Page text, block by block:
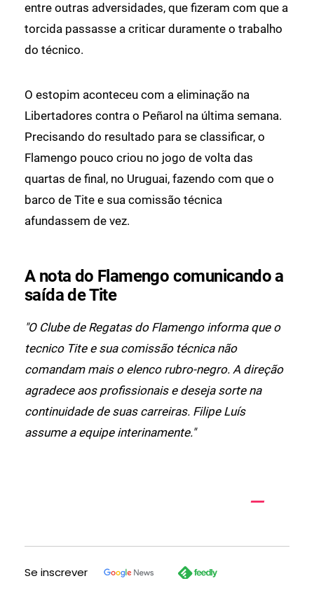
entre outras adversidades, que fizeram com que a
torcida passasse a criticar duramente o trabalho
do técnico.
O estopim aconteceu com a eliminação na
Libertadores contra o Peñarol na última semana.
Precisando do resultado para se classificar, o
Flamengo pouco criou no jogo de volta das
quartas de final, no Uruguai, fazendo com que o
barco de Tite e sua comissão técnica
afundassem de vez.
A nota do Flamengo comunicando a
saída de Tite
"O Clube de Regatas do Flamengo informa que o
tecnico Tite e sua comissão técnica não
comandam mais o elenco rubro-negro. A direção
agradece aos profissionais e deseja sorte na
continuidade de suas carreiras. Filipe Luís
assume a equipe interinamente."
Se inscrever